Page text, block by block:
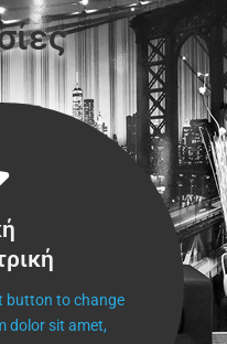
button to change
dolor sit amet,